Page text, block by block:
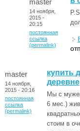
14 ноября,
2015 -
20:15
постоянная
ссылка
(permalink)
master
14 ноября,
2015 - 20:16
постоянная
ссылка
(permalink)
купить
деревне
Мы с
6 мес.)
стоим в